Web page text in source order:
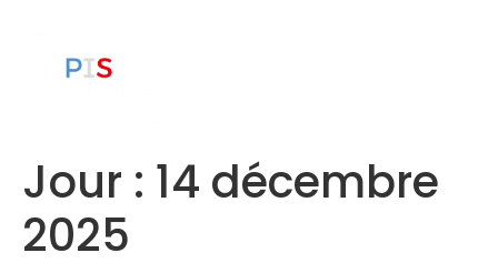
Jour : 14 décembre
2025